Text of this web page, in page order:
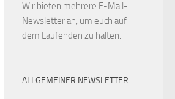
Wir bieten mehrere E-Mail-
Newsletter an, um euch auf
dem Laufenden zu halten.
ALLGEMEINER NEWSLETTER